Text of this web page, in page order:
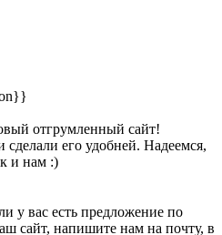
отгрумленный сайт!
его удобней. Надеемся,
и нам :)
у вас есть предложение по
сайт, напишите нам на почту, в